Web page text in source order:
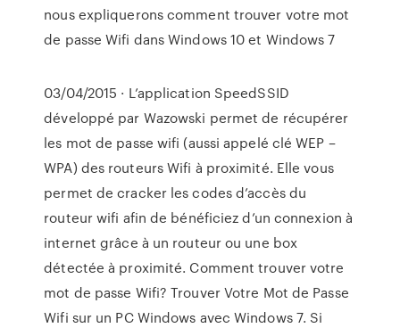
nous expliquerons comment trouver votre mot
de passe Wifi dans Windows 10 et Windows 7
03/04/2015 · L’application SpeedSSID
développé par Wazowski permet de récupérer
les mot de passe wifi (aussi appelé clé WEP –
WPA) des routeurs Wifi à proximité. Elle vous
permet de cracker les codes d’accès du
routeur wifi afin de bénéficiez d’un connexion à
internet grâce à un routeur ou une box
détectée à proximité. Comment trouver votre
mot de passe Wifi? Trouver Votre Mot de Passe
Wifi sur un PC Windows avec Windows 7. Si